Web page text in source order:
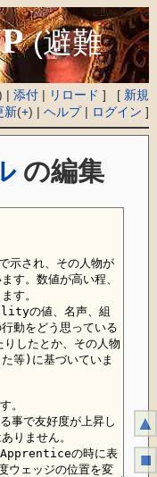
(避難
|添付 | リロード ] [ 新規
新(+) |ヘルプ| ログイン ]
の編集
▲
■